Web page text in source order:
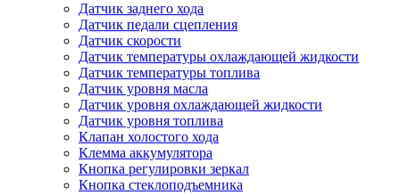
Датчик заднего хода
Датчик педали сцепления
Датчик скорости
Датчик температуры охлаждающей жидкости
Датчик температуры топлива
Датчик уровня масла
Датчик уровня охлаждающей жидкости
Датчик уровня топлива
Клапан холостого хода
Клемма аккумулятора
Кнопка регулировки зеркал
Кнопка стеклоподъемника